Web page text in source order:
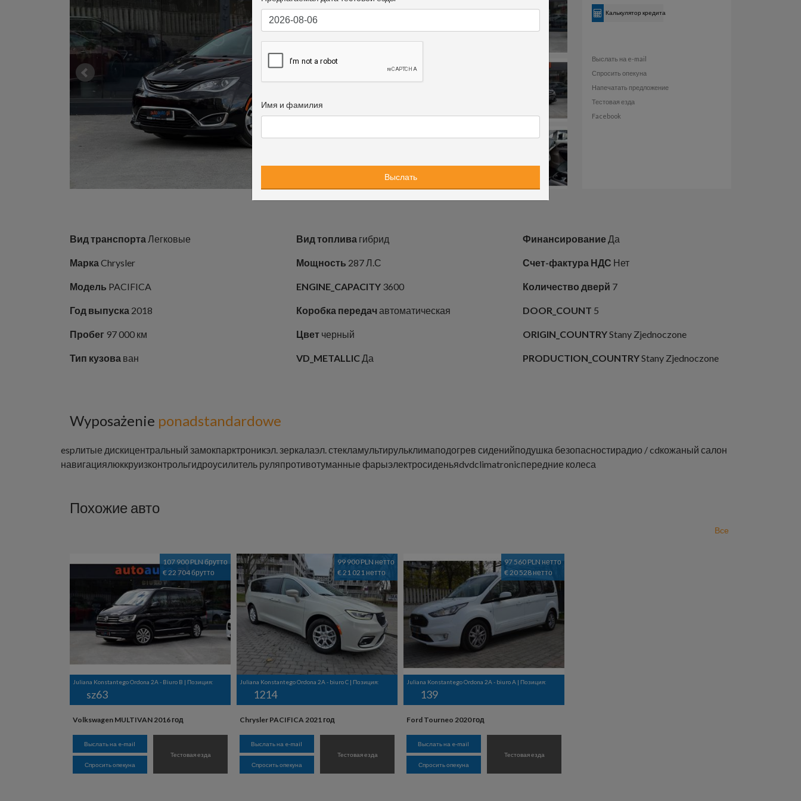
Калькулятор кредита
Выслать на e-mail
Спросить опекуна
Напечатать предложение
Тестовая езда
Facebook
Вид транспорта Легковые
МаркаChrysler
Модель PACIFICA
Год выпуска 2018
Пробег 97 000 км
Тип кузова ван
Вид топлива гибрид
Мощность 287 Л.С
ENGINE_CAPACITY 3600
Коробка передач автоматическая
Цвет черный
VD_METALLIC Да
Финансирование Да
Счет-фактура НДС Нет
Количество дверй 7
DOOR_COUNT 5
ORIGIN_COUNTRYStany Zjednoczone
PRODUCTION_COUNTRYStany Zjednoczone
Wyposażenie ponadstandardowe
espлитые дискицентральный замокпарктроникэл. зеркалаэл. стекламультирульклимаподогрев сиденийподушка безопасностирадио / cdкожаный салон
навигациялюккруизконтрольгидроусилитель руляпротивотуманные фарыэлектросиденьяdvdclimatronicпередние колеса
Похожие авто
Все
107 900 PLN брутто
€ 22 704 брутто
Juliana Konstantego Ordona 2A - Biuro B | Позиция:
sz63
Volkswagen MULTIVAN 2016 год
Выслать на e-mail
Спросить опекуна
Тестовая езда
99 900 PLN нетто
€ 21 021 нетто
Juliana Konstantego Ordona 2A - biuro C | Позиция:
1214
Chrysler PACIFICA 2021 год
Выслать на e-mail
Спросить опекуна
Тестовая езда
97 560 PLN нетто
€ 20 528 нетто
Juliana Konstantego Ordona 2A - biuro A | Позиция:
139
Ford Tourneo 2020 год
Выслать на e-mail
Спросить опекуна
Тестовая езда
Имя и фамилия